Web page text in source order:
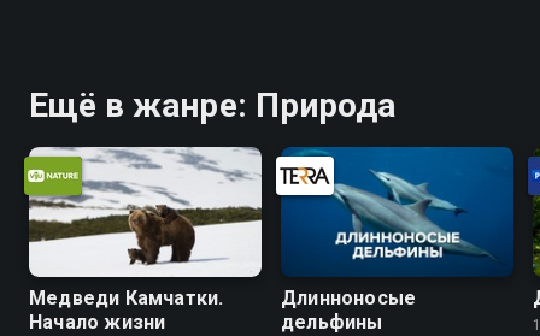
Ещё в жанре: Природа
Медведи Камчатки.
Начало жизни
Длинноносые
дельфины